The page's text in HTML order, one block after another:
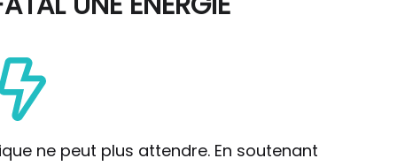
ne peut plus attendre. En soutenant